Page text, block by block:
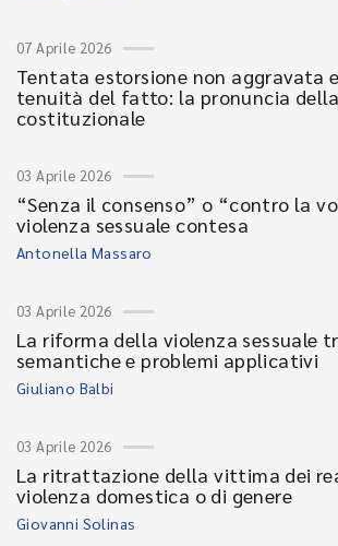
07 Aprile 2026
Tentata estorsione non aggravata
tenuità del fatto: la pronuncia
costituzionale
03 Aprile 2026
“Senza il consenso” o “contro la
violenza sessuale contesa
Antonella Massaro
03 Aprile 2026
La riforma della violenza sessuale
semantiche e problemi applicativi
Giuliano Balbi
03 Aprile 2026
La ritrattazione della vittima dei
violenza domestica o di genere
Giovanni Solinas